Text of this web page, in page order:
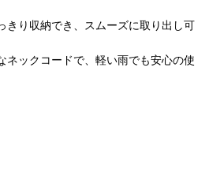
きり収納でき、スムーズに取り出し可
ネックコードで、軽い雨でも安心の使